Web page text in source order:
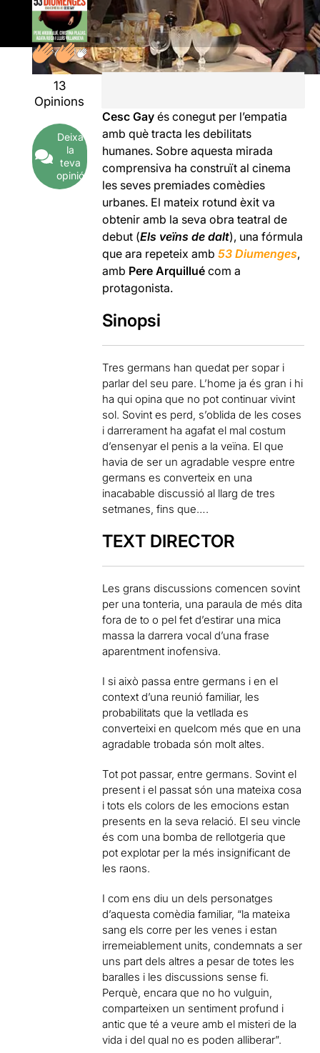
13
Opinions
Deixa
la
teva
opinió
Cesc Gay és conegut per l’empatia
amb què tracta les debilitats
humanes. Sobre aquesta mirada
comprensiva ha construït al cinema
les seves premiades comèdies
urbanes. El mateix rotund èxit va
obtenir amb la seva obra teatral de
debut (Els veïns de dalt), una fórmula
que ara repeteix amb53 Diumenges,
amb Pere Arquillué com a
protagonista.
Sinopsi
Tres germans han quedat per sopar i
parlar del seu pare. L’home ja és gran i hi
ha qui opina que no pot continuar vivint
sol. Sovint es perd, s’oblida de les coses
i darrerament ha agafat el mal costum
d’ensenyar el penis a la veïna. El que
havia de ser un agradable vespre entre
germans es converteix en una
inacabable discussió al llarg de tres
setmanes, fins que….
TEXT DIRECTOR
Les grans discussions comencen sovint
per una tonteria, una paraula de més dita
fora de to o pel fet d’estirar una mica
massa la darrera vocal d’una frase
aparentment inofensiva.
I si això passa entre germans i en el
context d’una reunió familiar, les
probabilitats que la vetllada es
converteixi en quelcom més que en una
agradable trobada són molt altes.
Tot pot passar, entre germans. Sovint el
present i el passat són una mateixa cosa
i tots els colors de les emocions estan
presents en la seva relació. El seu vincle
és com una bomba de rellotgeria que
pot explotar per la més insignificant de
les raons.
I com ens diu un dels personatges
d’aquesta comèdia familiar, “la mateixa
sang els corre per les venes i estan
irremeiablement units, condemnats a ser
uns part dels altres a pesar de totes les
baralles i les discussions sense fi.
Perquè, encara que no ho vulguin,
comparteixen un sentiment profund i
antic que té a veure amb el misteri de la
vida i del qual no es poden alliberar”.